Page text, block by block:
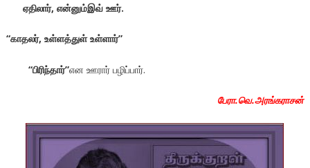
ஏதிலார், என்னும்இவ் ஊர்.
“காதலர், உள்ளத்துள் உள்ளார்”
“பிரிந்தார்”என ஊரார் பழிப்பார்.
பேரா.வெ.அரங்கராசன்